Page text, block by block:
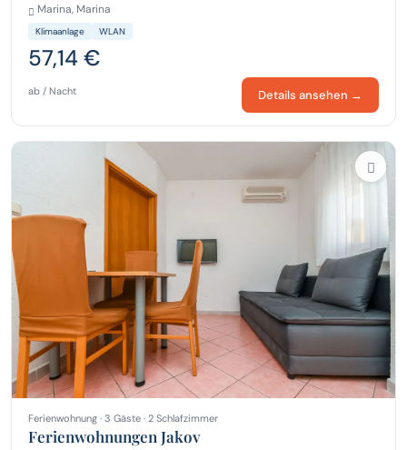
Marina, Marina
Klimaanlage WLAN
57,14 €
ab / Nacht Details ansehen →
Ferienwohnung · 3 Gäste · 2 Schlafzimmer
Ferienwohnungen Jakov